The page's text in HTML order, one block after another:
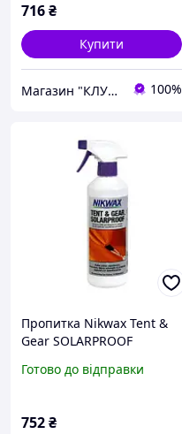
716₴
Купити
Магазин "КЛУБ МАНДРІВНИКІВ" 100%
Пропитка Nikwax Tent &
Gear SOLARPROOF
Готово до відправки
752₴